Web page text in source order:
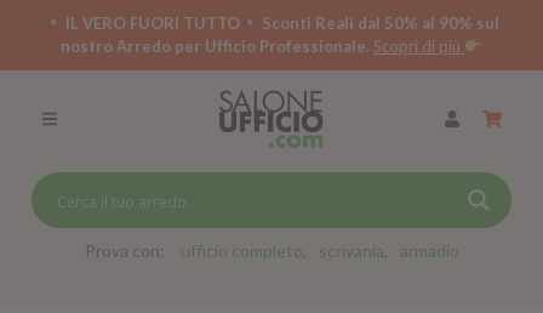
IL VERO FUORI TUTTO
Sconti Reali dal 50% al 90% sul
nostro Arredo per Ufficio Professionale. Scopri di più
Prova con: ufficio completo scrivania armadio
SCRIVANIE SPECIAL DESK
CASSETTIERE